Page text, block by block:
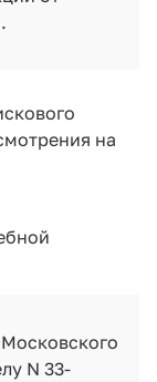
на
Московского
N 33-